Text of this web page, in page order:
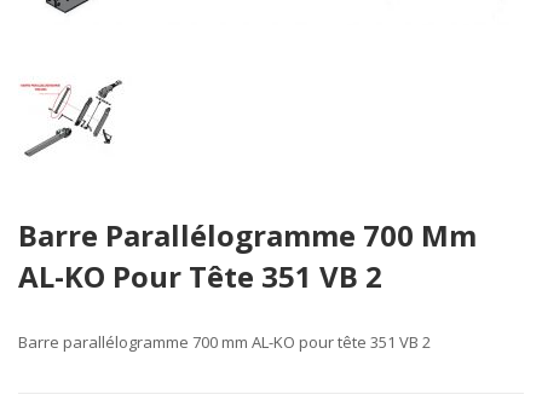
to
beginning
the
Barre Parallélogramme 700 Mm
AL-KO Pour Tête 351 VB 2
Barre parallélogramme 700 mm AL-KO pour tête 351 VB 2